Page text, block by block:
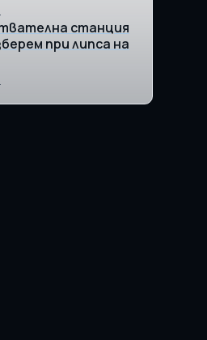
станция
при липса на